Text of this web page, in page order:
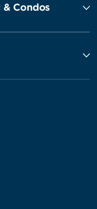
& Condos